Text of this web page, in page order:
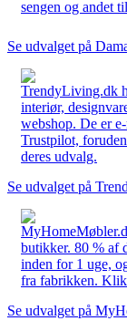
sengen og andet
Se udvalget på
TrendyLiving.dk
interiør,
webshop. De er
Trustpilot,
deres udvalg.
Se udvalget på
butikker. 80 % af
inden for 1 uge,
fra fabrikken. Klik
Se udvalget på